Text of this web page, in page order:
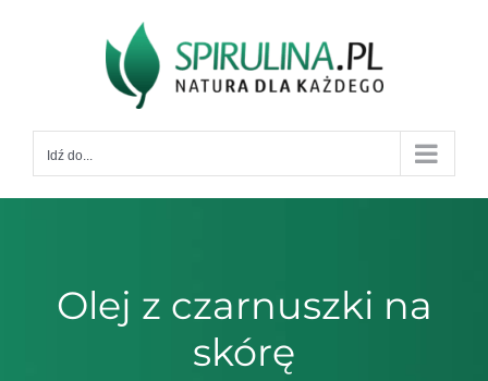
Idź do...
Olej z czarnuszki na
skórę